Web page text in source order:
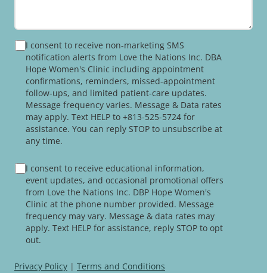
PRIVACY
POLICY
I consent to receive non-marketing SMS
notification alerts from Love the Nations Inc. DBA
Hope Women's Clinic including appointment
confirmations, reminders, missed-appointment
follow-ups, and limited patient-care updates.
Message frequency varies. Message & Data rates
may apply. Text HELP to +813-525-5724 for
assistance. You can reply STOP to unsubscribe at
any time.
TERMS
AND
CONDITIONS
I consent to receive educational information,
event updates, and occasional promotional offers
from Love the Nations Inc. DBP Hope Women's
Clinic at the phone number provided. Message
frequency may vary. Message & data rates may
apply. Text HELP for assistance, reply STOP to opt
out.
Privacy Policy | Terms and Conditions